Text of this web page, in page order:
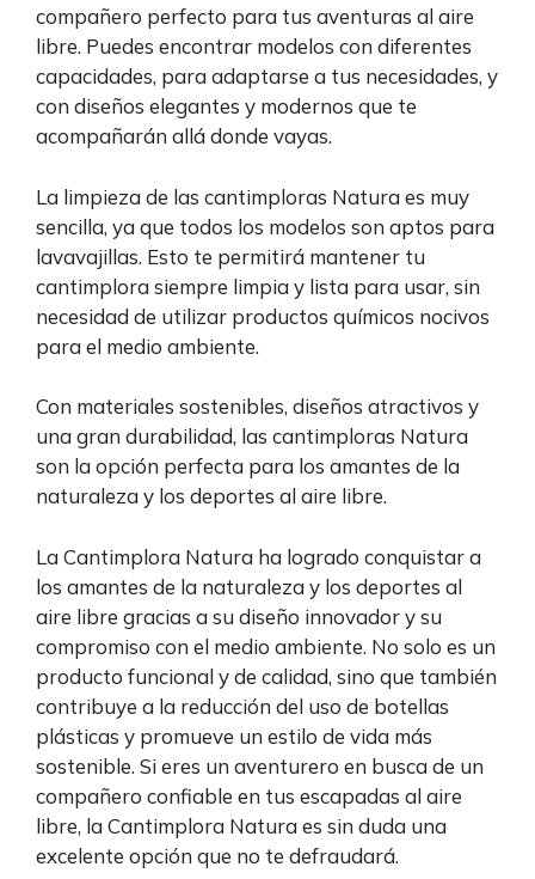
compañero perfecto para tus aventuras al aire
libre. Puedes encontrar modelos con diferentes
capacidades, para adaptarse a tus necesidades, y
con diseños elegantes y modernos que te
acompañarán allá donde vayas.
La limpieza de las cantimploras Natura es muy
sencilla, ya que todos los modelos son aptos para
lavavajillas. Esto te permitirá mantener tu
cantimplora siempre limpia y lista para usar, sin
necesidad de utilizar productos químicos nocivos
para el medio ambiente.
Con materiales sostenibles, diseños atractivos y
una gran durabilidad, las cantimploras Natura
son la opción perfecta para los amantes de la
naturaleza y los deportes al aire libre.
La Cantimplora Natura ha logrado conquistar a
los amantes de la naturaleza y los deportes al
aire libre gracias a su diseño innovador y su
compromiso con el medio ambiente. No solo es un
producto funcional y de calidad, sino que también
contribuye a la reducción del uso de botellas
plásticas y promueve un estilo de vida más
sostenible. Si eres un aventurero en busca de un
compañero confiable en tus escapadas al aire
libre, la Cantimplora Natura es sin duda una
excelente opción que no te defraudará.